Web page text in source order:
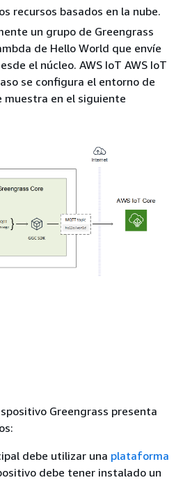
recursos basados en la nube.
un grupo de Greengrass
de Hello World que envíe
el núcleo. AWS IoT AWS IoT
se configura el entorno de
muestra en el siguiente
Greengrass presenta
debe utilizar una plataforma
debe tener instalado un